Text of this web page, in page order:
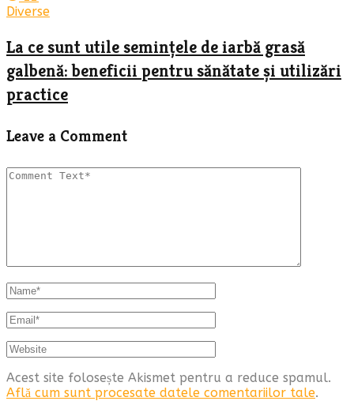
Diverse
La ce sunt utile semințele de iarbă grasă
galbenă: beneficii pentru sănătate și utilizări
practice
Leave a Comment
Acest site folosește Akismet pentru a reduce spamul.
Află cum sunt procesate datele comentariilor tale.